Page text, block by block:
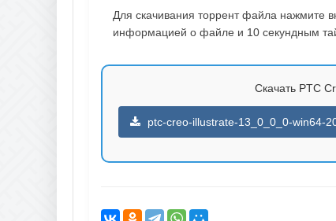
Для скачивания торрент файла нажмите
информацией о файле и 10 секундным
Скачать PTC
ptc-creo-illustrate-13_0_0_0-win64-